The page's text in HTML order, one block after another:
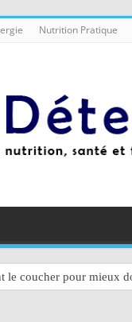
Nutrition Pratique
le coucher pour mieux